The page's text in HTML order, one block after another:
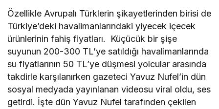
Özellikle Avrupalı Türklerin şikayetlerinden birisi de
Türkiye’deki havalimanlarındaki yiyecek içecek
ürünlerinin fahiş fiyatları. Küçücük bir şişe
suyunun 200-300 TL’ye satıldığı havalimanlarında
su fiyatlarının 50 TL’ye düşmesi yolcular arasında
takdirle karşılanırken gazeteci Yavuz Nufel’in dün
sosyal medyada yayınlanan videosu viral oldu, ses
getirdi. İşte dün Yavuz Nufel tarafınden çekilen